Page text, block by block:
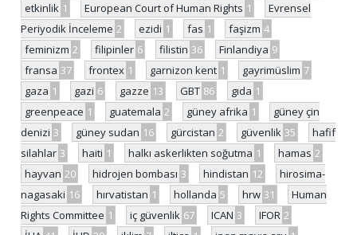
etkinlik 1 European Court of Human Rights 1
Evrensel
Periyodik İnceleme 2 ezidi 1 fas 1 faşizm 4
feminizm 2 filipinler 6 filistin 36 Finlandiya 9
fransa 37 frontex 1 garnizon kent 1 gayrimüslim 7
gaza 1 gazi 6 gazze 13 GBT 86 gıda 1
greenpeace 1 guatemala 2 güney afrika 1
güney çin
denizi 3 güney sudan 16 gürcistan 2 güvenlik 35
hafif
silahlar 3 haiti 1 halkı askerlikten soğutma 1 hamas 2
hayvan 20 hidrojen bombası 3 hindistan 12
hirosima-
nagasaki 16 hırvatistan 1 hollanda 5 hrw 31
Human
Rights Committee 1 iç güvenlik 67 ICAN 3 IFOR 2